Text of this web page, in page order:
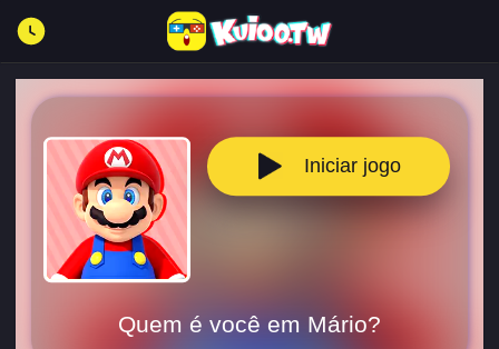
Quem é você em Mário?
Iniciar jogo